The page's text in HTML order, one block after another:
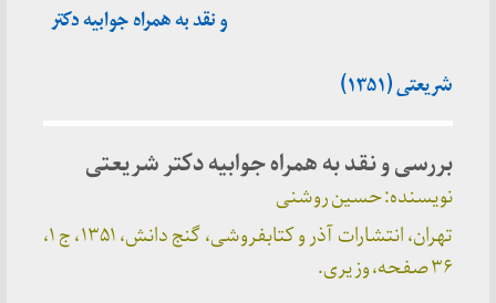
و نقد به همراه جوابیه دکتر
شریعتی (۱۳۵۱)
بررسی و نقد به همراه جوابیه دکتر شریعتی
نویسنده: حسین روشنی
تهران، انتشارات آذر و کتابفروشی، گنج دانش، ۱۳۵۱، ج ۱،
۳۶ صفحه، وزیری.